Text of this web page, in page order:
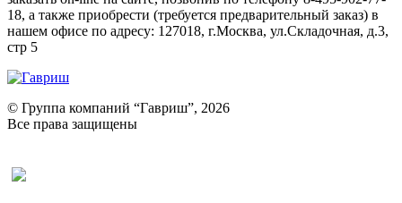
18, а также приобрести (требуется предварительный заказ) в
нашем офисе по адресу: 127018, г.Москва, ул.Складочная, д.3,
стр 5
© Группа компаний “Гавриш”, 2026
Все права защищены